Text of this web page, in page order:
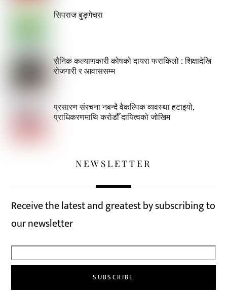
सिपराज बुङ्गेचरा
सैनिक कल्याणकारी कोषको दायरा फराकिलो : शिक्षादेखि
रोजगारी र आवाससम्म
प्रसारण संरचना नबन्दै वैकल्पिक व्यवस्था हटाइयो,
प्राधिकरणमाथि करोडौँ दायित्वको जोखिम
NEWSLETTER
Receive the latest and greatest by subscribing to
our newsletter